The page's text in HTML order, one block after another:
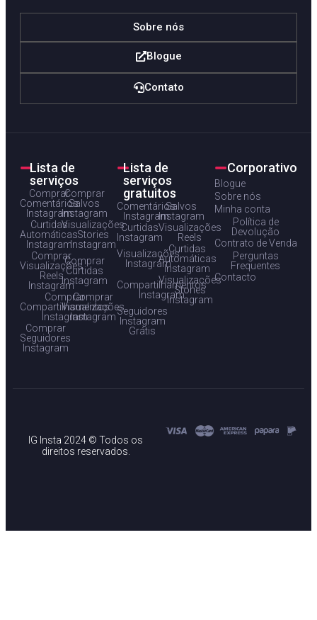
Sobre nós
Blogue
Contato
Lista de
serviços
Comprar
Comentários
Instagram
Comprar
Salvos
Instagram
Curtidas
Automáticas
Instagram
Visualizações
Stories
Instagram
Comprar
Visualizações
Reels
Instagram
Comprar
Curtidas
Instagram
Comprar
Compartilhamentos
Instagram
Comprar
Visualizações
Instagram
Comprar
Seguidores
Instagram
Lista de
serviços
gratuitos
Comentários
Instagram
Salvos
Instagram
Curtidas
Instagram
Visualizações
Reels
Visualizações
Instagram
Curtidas
Automáticas
Instagram
Compartilhamentos
Instagram
Visualizações
Stories
Instagram
Seguidores
Instagram
Grátis
Corporativo
Blogue
Sobre nós
Minha conta
Política de
Devolução
Contrato de Venda
Perguntas
Frequentes
Contacto
IG Insta 2024 © Todos os
direitos reservados.